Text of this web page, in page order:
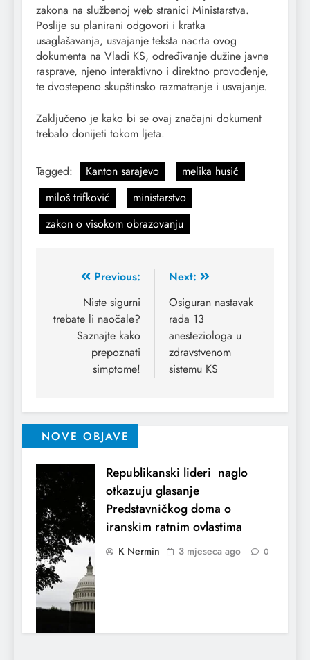
zakona na službenoj web stranici Ministarstva.
Poslije su planirani odgovori i kratka
usaglašavanja, usvajanje teksta nacrta ovog
dokumenta na Vladi KS, određivanje dužine javne
rasprave, njeno interaktivno i direktno provođenje,
te dvostepeno skupštinsko razmatranje i usvajanje.
Zaključeno je kako bi se ovaj značajni dokument
trebalo donijeti tokom ljeta.
Tagged: Kanton sarajevo
melika husić
miloš trifković
ministarstvo
zakon o visokom obrazovanju
Previous:
Niste sigurni
trebate li naočale?
Saznajte kako
prepoznati
simptome!
Next:
Osiguran nastavak
rada 13
anesteziologa u
zdravstvenom
sistemu KS
NOVE OBJAVE
Republikanski lideri naglo
otkazuju glasanje
Predstavničkog doma o
iranskim ratnim ovlastima
K Nermin 3 mjeseca ago 0